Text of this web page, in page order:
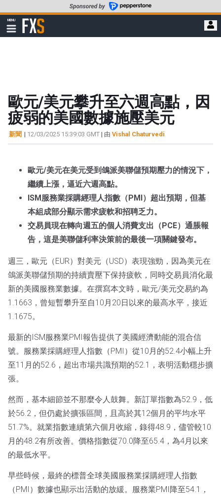
至
要
MENU
顯
示
FXStreet
歐元/美元攀升至六週高點，因
疲弱的美國數據施壓美元
新聞 | 12/03/2025 15:39:03 GMT | 由 Vishal Chaturvedi
歐元/美元在美元受到鴿派美聯儲預期壓力的情況下，
繼續上漲，逼近六週高點。
ISM服務業採購經理人指數（PMI）超出預期，但基
本組成部分顯示需求疲軟和招聘乏力。
交易員現在轉向週五的個人消費支出（PCE）通脹報
告，這是美聯儲利率決策前的最後一項關鍵發布。
週三，歐元（EUR）對美元（USD）表現強勁，因為美元在
鴿派美聯儲預期的持續賣壓下保持疲軟，同時交易員消化最
新的美國服務業數據。在撰寫本文時，歐元/美元交易約為
1.1663，曾短暫攀升至自10月20日以來的最高水平，接近
1.1675。
最新的ISM服務業PMI報告提供了美國經濟動能的混合信
號。服務業採購經理人指數（PMI）從10月的52.4小幅上升
至11月的52.6，超出市場共識預期的52.1，表明活動穩步擴
張。
然而，基本細節並不那麼令人鼓舞。新訂單指數為52.9，低
於56.2，但仍處於擴張區間，且高於其12個月的平均水平
51.7%。就業指數連續第六個月收縮，錄得48.9，儘管較10
月的48.2有所改善。價格指數從70.0降至65.4，為4月以來
的最低水平。
早些時候，最終的標普全球美國服務業採購經理人指數
（PMI）數據也顯示出活動的放緩。服務業PMI降至54.1，